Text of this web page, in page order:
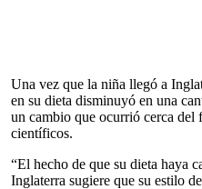
Una vez que la niña llegó a
en su dieta disminuyó en una
un cambio que ocurrió cerca del
científicos.
“El hecho de que su dieta haya
Inglaterra sugiere que su estilo